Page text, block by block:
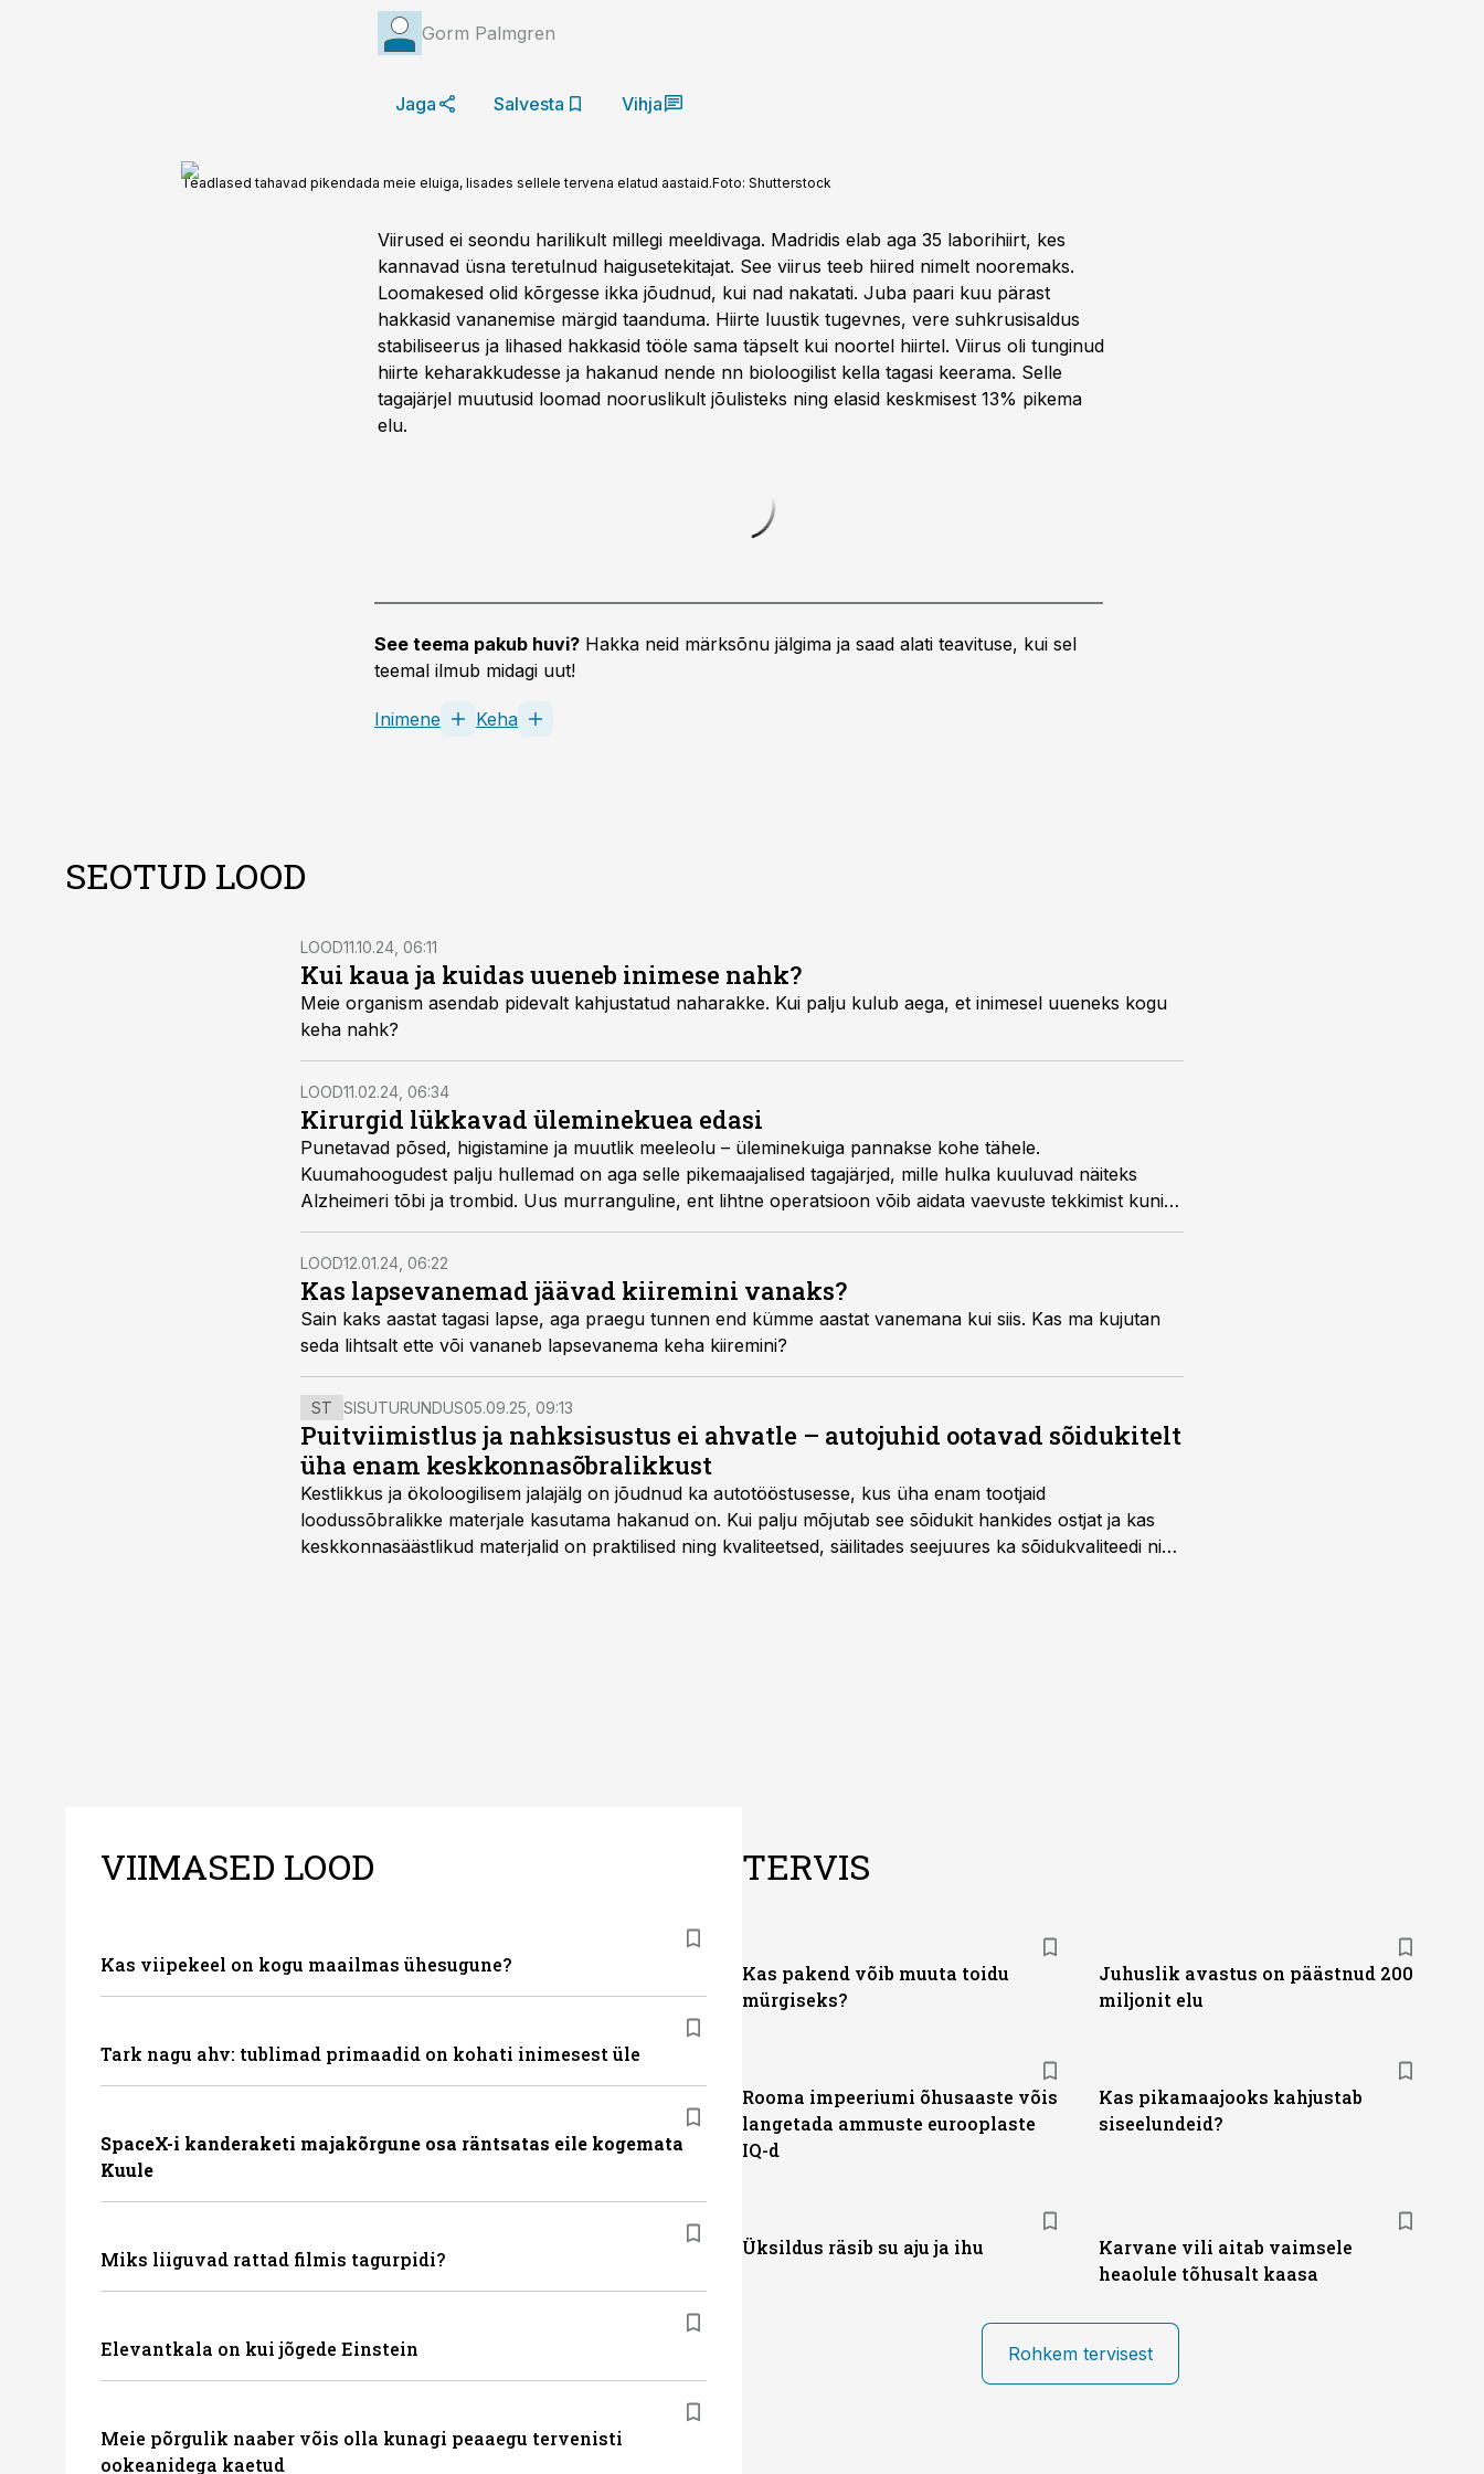
Gorm Palmgren
Jaga Salvesta Vihja
Teadlased tahavad pikendada meie eluiga, lisades sellele tervena elatud aastaid.Foto: Shutterstock
Viirused ei seondu harilikult millegi meeldivaga. Madridis elab aga 35 laborihiirt, kes
kannavad üsna teretulnud haigusetekitajat. See viirus teeb hiired nimelt nooremaks.
Loomakesed olid kõrgesse ikka jõudnud, kui nad naka­tati. Juba paari kuu pärast
hakkasid vananemise märgid taanduma. Hiirte luustik tugevnes, vere suhkrusisaldus
stabiliseerus ja lihased hakkasid tööle sama täpselt kui noortel hiirtel. Viirus oli tunginud
hiirte keha­rakkudesse ja hakanud nende nn bioloogilist kella tagasi keerama. Selle
taga­järjel muutusid loomad nooruslikult jõulisteks ning elasid keskmisest 13% pikema
elu.
See teema pakub huvi? Hakka neid märksõnu jälgima ja saad alati teavituse, kui sel
teemal ilmub midagi uut!
Inimene Keha
SEOTUD LOOD
LOOD11.10.24, 06:11
Kui kaua ja kuidas uueneb inimese nahk?
Meie organism asendab pidevalt kahjustatud naharakke. Kui palju kulub aega, et inimesel uueneks kogu
keha nahk?
LOOD11.02.24, 06:34
Kirurgid lükkavad üleminekuea edasi
Punetavad põsed, higistamine ja muutlik meeleolu – üleminekuiga pannakse kohe tähele.
Kuumahoogudest palju hullemad on aga selle pikemaajalised tagajärjed, mille hulka kuuluvad näiteks
Alzheimeri tõbi ja trombid. Uus murranguline, ent lihtne operatsioon võib aidata vaevuste tekkimist kuni
20 aastat edasi lükata.
LOOD12.01.24, 06:22
Kas lapsevanemad jäävad kiiremini vanaks?
Sain kaks aastat tagasi lapse, aga praegu tunnen end kümme aastat vanemana kui siis. Kas ma kujutan
seda lihtsalt ette või vananeb lapsevanema keha kiiremini?
ST SISUTURUNDUS05.09.25, 09:13
Puitviimistlus ja nahksisustus ei ahvatle – autojuhid ootavad sõidukitelt
üha enam keskkonnasõbralikkust
Kestlikkus ja ökoloogilisem jalajälg on jõudnud ka autotööstusesse, kus üha enam tootjaid
loodussõbralikke materjale kasutama hakanud on. Kui palju mõjutab see sõidukit hankides ostjat ja kas
keskkonnasäästlikud materjalid on praktilised ning kvaliteetsed, säilitades seejuures ka sõidukvaliteedi ning
VIIMASED LOOD
Kas viipekeel on kogu maailmas ühesugune?
Tark nagu ahv: tublimad primaadid on kohati inimesest üle
SpaceX-i kanderaketi majakõrgune osa räntsatas eile kogemata
Kuule
Miks liiguvad rattad filmis tagurpidi?
Elevantkala on kui jõgede Einstein
Meie põrgulik naaber võis olla kunagi peaaegu tervenisti
ookeanidega kaetud
TERVIS
Kas pakend võib muuta toidu
mürgiseks?
Juhuslik avastus on päästnud 200
miljonit elu
Rooma impeeriumi õhusaaste võis
langetada ammuste eurooplaste
IQ-d
Kas pikamaajooks kahjustab
siseelundeid?
Üksildus räsib su aju ja ihu
Karvane vili aitab vaimsele
heaolule tõhusalt kaasa
Rohkem tervisest